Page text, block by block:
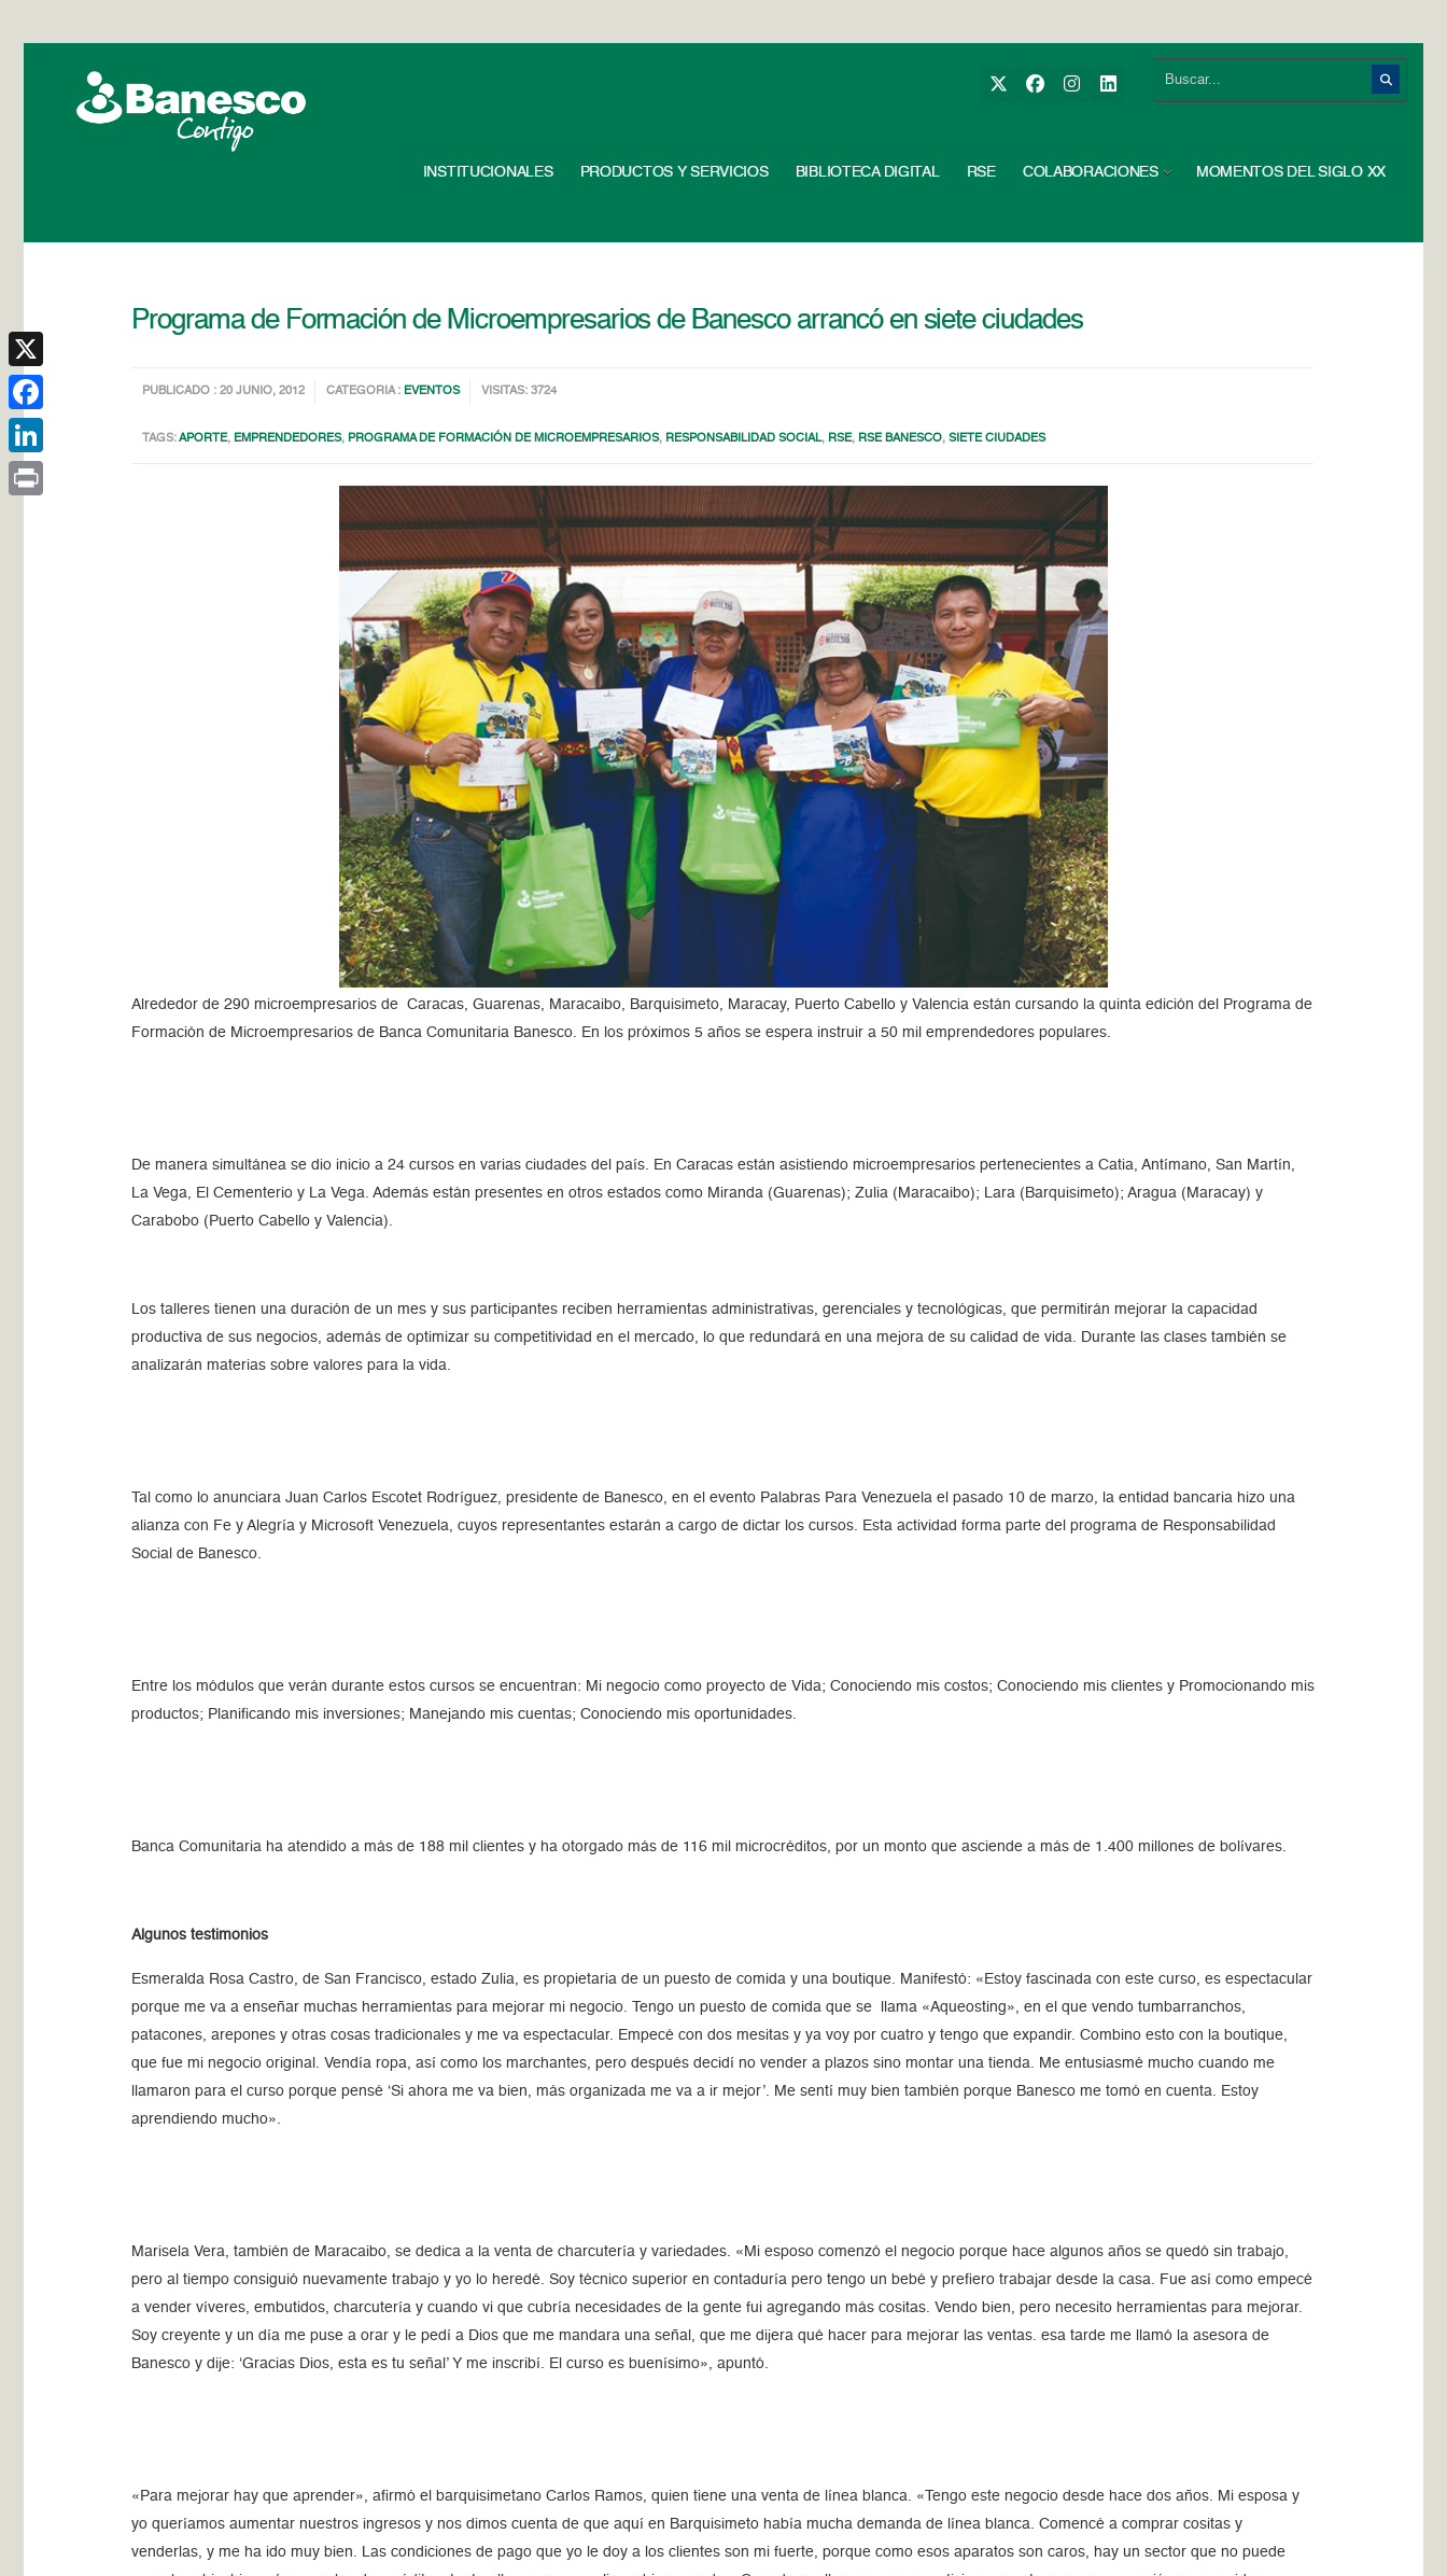
INSTITUCIONALES PRODUCTOS Y SERVICIOS BIBLIOTECA DIGITAL RSE COLABORACIONES MOMENTOS DEL SIGLO XX
Programa de Formación de Microempresarios de Banesco arrancó en siete ciudades
PUBLICADO : 20 JUNIO, 2012 CATEGORIA : EVENTOS VISITAS: 3724
TAGS:APORTE, EMPRENDEDORES, PROGRAMA DE FORMACIÓN DE MICROEMPRESARIOS, RESPONSABILIDAD SOCIAL, RSE, RSE BANESCO,SIETE CIUDADES
Alrededor de 290 microempresarios de Caracas, Guarenas, Maracaibo, Barquisimeto, Maracay, Puerto Cabello y Valencia están cursando la quinta edición del Programa de
Formación de Microempresarios de Banca Comunitaria Banesco. En los próximos 5 años se espera instruir a 50 mil emprendedores populares.
De manera simultánea se dio inicio a 24 cursos en varias ciudades del país. En Caracas están asistiendo microempresarios pertenecientes a Catia, Antímano, San Martín,
La Vega, El Cementerio y La Vega. Además están presentes en otros estados como Miranda (Guarenas); Zulia (Maracaibo); Lara (Barquisimeto); Aragua (Maracay) y
Carabobo (Puerto Cabello y Valencia).
Los talleres tienen una duración de un mes y sus participantes reciben herramientas administrativas, gerenciales y tecnológicas, que permitirán mejorar la capacidad
productiva de sus negocios, además de optimizar su competitividad en el mercado, lo que redundará en una mejora de su calidad de vida. Durante las clases también se
analizarán materias sobre valores para la vida.
Tal como lo anunciara Juan Carlos Escotet Rodríguez, presidente de Banesco, en el evento Palabras Para Venezuela el pasado 10 de marzo, la entidad bancaria hizo una
alianza con Fe y Alegría y Microsoft Venezuela, cuyos representantes estarán a cargo de dictar los cursos. Esta actividad forma parte del programa de Responsabilidad
Social de Banesco.
Entre los módulos que verán durante estos cursos se encuentran: Mi negocio como proyecto de Vida; Conociendo mis costos; Conociendo mis clientes y Promocionando mis
productos; Planificando mis inversiones; Manejando mis cuentas; Conociendo mis oportunidades.
Banca Comunitaria ha atendido a más de 188 mil clientes y ha otorgado más de 116 mil microcréditos, por un monto que asciende a más de 1.400 millones de bolívares.
Algunos testimonios
Esmeralda Rosa Castro, de San Francisco, estado Zulia, es propietaria de un puesto de comida y una boutique. Manifestó: «Estoy fascinada con este curso, es espectacular
porque me va a enseñar muchas herramientas para mejorar mi negocio. Tengo un puesto de comida que se llama «Aqueosting», en el que vendo tumbarranchos,
patacones, arepones y otras cosas tradicionales y me va espectacular. Empecé con dos mesitas y ya voy por cuatro y tengo que expandir. Combino esto con la boutique,
que fue mi negocio original. Vendía ropa, así como los marchantes, pero después decidí no vender a plazos sino montar una tienda. Me entusiasmé mucho cuando me
llamaron para el curso porque pensé ‘Si ahora me va bien, más organizada me va a ir mejor’. Me sentí muy bien también porque Banesco me tomó en cuenta. Estoy
aprendiendo mucho».
Marisela Vera, también de Maracaibo, se dedica a la venta de charcutería y variedades. «Mi esposo comenzó el negocio porque hace algunos años se quedó sin trabajo,
pero al tiempo consiguió nuevamente trabajo y yo lo heredé. Soy técnico superior en contaduría pero tengo un bebé y prefiero trabajar desde la casa. Fue así como empecé
a vender víveres, embutidos, charcutería y cuando vi que cubría necesidades de la gente fui agregando más cositas. Vendo bien, pero necesito herramientas para mejorar.
Soy creyente y un día me puse a orar y le pedí a Dios que me mandara una señal, que me dijera qué hacer para mejorar las ventas. esa tarde me llamó la asesora de
Banesco y dije: ‘Gracias Dios, esta es tu señal’ Y me inscribí. El curso es buenísimo», apuntó.
«Para mejorar hay que aprender», afirmó el barquisimetano Carlos Ramos, quien tiene una venta de línea blanca. «Tengo este negocio desde hace dos años. Mi esposa y
yo queríamos aumentar nuestros ingresos y nos dimos cuenta de que aquí en Barquisimeto había mucha demanda de línea blanca. Comencé a comprar cositas y
venderlas, y me ha ido muy bien. Las condiciones de pago que yo le doy a los clientes son mi fuerte, porque como esos aparatos son caros, hay un sector que no puede
X
Facebook
LinkedIn